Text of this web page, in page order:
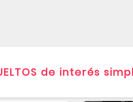
de interés